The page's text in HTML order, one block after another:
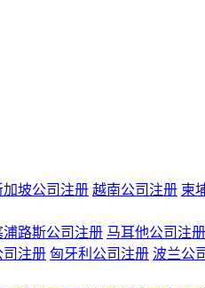
加坡公司注册 越南公司注册 柬
浦路斯公司注册 马耳他公司注册
司注册 匈牙利公司注册 波兰公